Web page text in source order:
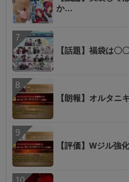
か…
【話題】福袋は〇
【朗報】オルタニ
【評価】Wジル強